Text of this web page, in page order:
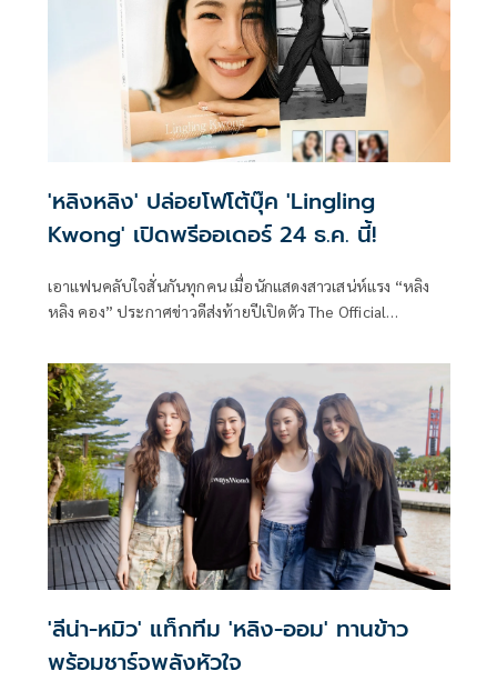
'หลิงหลิง' ปล่อยโฟโต้บุ๊ค 'Lingling
Kwong' เปิดพรีออเดอร์ 24 ธ.ค. นี้!
เอาแฟนคลับใจสั่นกันทุกคน เมื่อนักแสดงสาวเสน่ห์แรง “หลิง
หลิง คอง” ประกาศข่าวดีส่งท้ายปีเปิดตัว The Official
พาแฟน ๆ ไปเปิดมุมมองตัวตนอีกด้านผ่านภาพถ่ายที่ถ่ายทอด
เสน่ห์ในลุคธรรมชาติ ขี้เล่น สดใส แต่แฝงไปด้วยความเท่
'ลีน่า-หมิว' แท็กทีม 'หลิง-ออม' ทานข้าว
พร้อมชาร์จพลังหัวใจ